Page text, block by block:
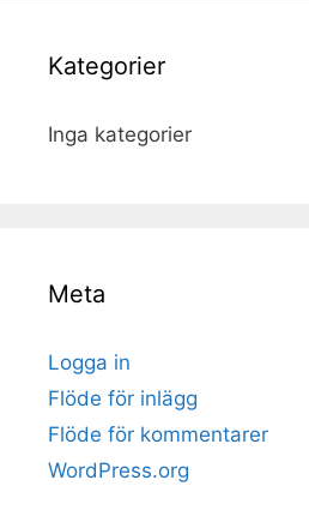
Kategorier
Inga kategorier
Meta
Logga in
Flöde för inlägg
Flöde för kommentarer
WordPress.org